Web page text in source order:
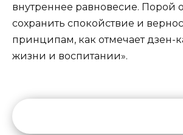
внутреннее равновесие. Порой
сохранить спокойствие и
принципам, как отмечает дзен-
жизни и воспитании».